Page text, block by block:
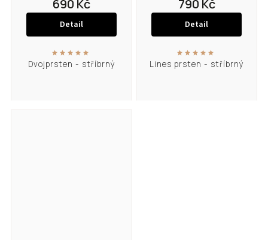
Dvojprsten - stříbrný
690 Kč
Detail
Lines prsten - stříbrný
790 Kč
Detail